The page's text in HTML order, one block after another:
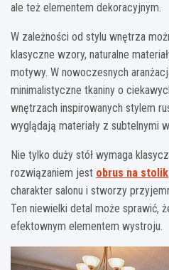
ale też elementem dekoracyjnym.
W zależności od stylu wnętrza
klasyczne wzory, naturalne
motywy. W nowoczesnych
minimalistyczne tkaniny o
wnętrzach inspirowanych stylem
wyglądają materiały z subtelnymi
Nie tylko duży stół wymaga
rozwiązaniem jest obrus na stolik
charakter salonu i stworzy
Ten niewielki detal może sprawić,
efektownym elementem wystroju.